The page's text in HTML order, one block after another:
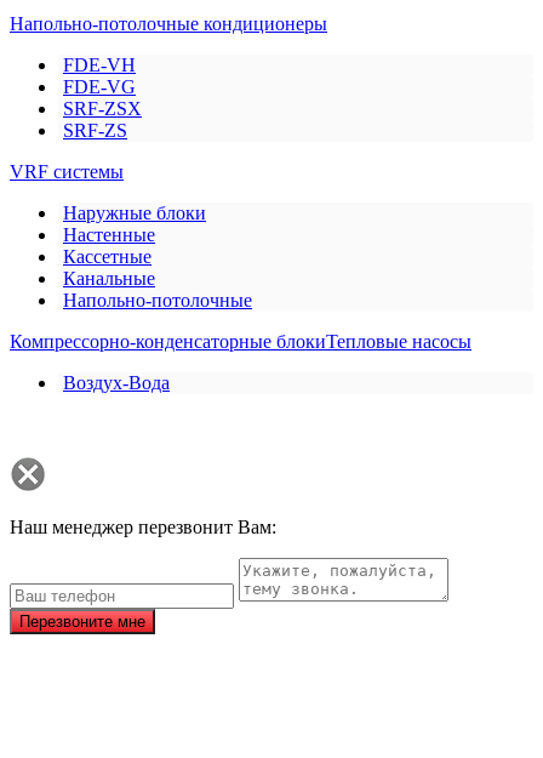
Напольно-потолочные кондиционеры
FDE-VH
FDE-VG
SRF-ZSX
SRF-ZS
VRF системы
Наружные блоки
Настенные
Кассетные
Канальные
Напольно-потолочные
Компрессорно-конденсаторные блокиТепловые насосы
Воздух-Вода
Наш менеджер перезвонит Вам:
Перезвоните мне